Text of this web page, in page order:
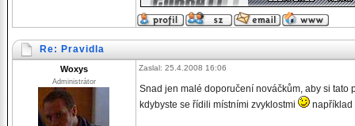
Re: Pravidla
Woxys
Administrátor
Zaslal: 25.4.2008 16:06
Snad jen malé doporučení nováčkům, aby si
kdybyste se řídili místními zvyklostmi
například